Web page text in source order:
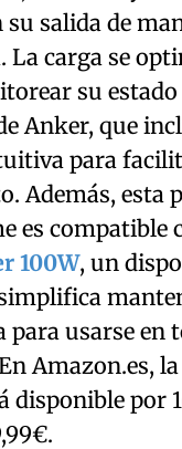
su salida de
La carga se
su estado
Anker, que
para
Además, esta
es compatible
100W, un
para usarse en
Amazon.es,
disponible por